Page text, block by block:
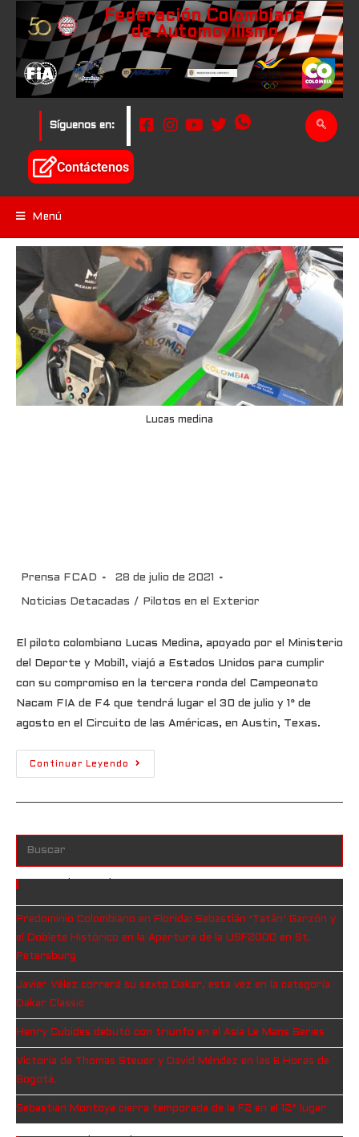
Federación Colombiana
de Automovilismo
Síguenos en:
Contáctenos
Menú
Lucas medina
Prensa FCAD 28 de julio de 2021
Noticias Detacadas / Pilotos en el Exterior
El piloto colombiano Lucas Medina, apoyado por el Ministerio
del Deporte y Mobil1, viajó a Estados Unidos para cumplir
con su compromiso en la tercera ronda del Campeonato
Nacam FIA de F4 que tendrá lugar el 30 de julio y 1° de
agosto en el Circuito de las Américas, en Austin, Texas.
Continuar Leyendo
Predominio Colombiano en Florida: Sebastián ‘Tatán’ Garzón y
el Doblete Histórico en la Apertura de la USF2000 en St.
Petersburg
Javier Vélez correrá su sexto Dakar, esta vez en la categoría
Dakar Classic
Henry Cubides debutó con triunfo en el Asia Le Mans Series
Victoria de Thomas Steuer y David Méndez en las 6 Horas de
Bogotá.
Sebastián Montoya cierra temporada de la F2 en el 12° lugar